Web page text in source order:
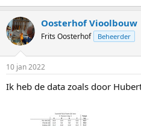
Oosterhof Vioolbouw
Frits Oosterhof Beheerder
10 jan 2022
Ik heb de data zoals door